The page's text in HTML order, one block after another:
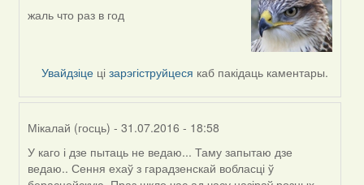
In
жаль что раз в год
Увайдзіце цізарэгіструйцеся каб пакідаць каментары.
Мікалай (госць) - 31.07.2016 - 18:58
In
reply
У каго і дзе пытаць не ведаю... Таму запытаю дзе
ведаю.. Сення ехаў з гарадзенскай вобласці ў